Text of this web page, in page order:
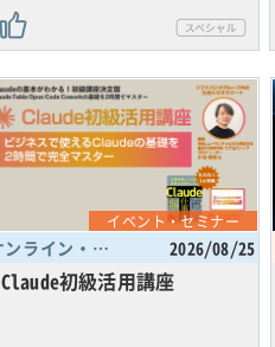
イベント・セミナー
オンライン・東京都 2026/08/25
Claude初級活用講座